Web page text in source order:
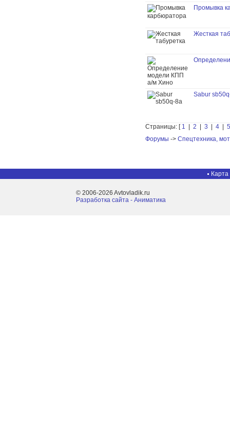
Промывка
Жесткая
Sabur
Страницы: [ 1 2 3 4
5
Форумы -> Спецтехника,
Карта
© 2006-2026 Avtovladik.ru
Разработка сайта - Aниматика